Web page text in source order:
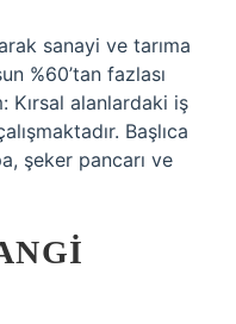
sanayi ve tarıma
%60’tan fazlası
Kırsal alanlardaki iş
Başlıca
şeker pancarı ve